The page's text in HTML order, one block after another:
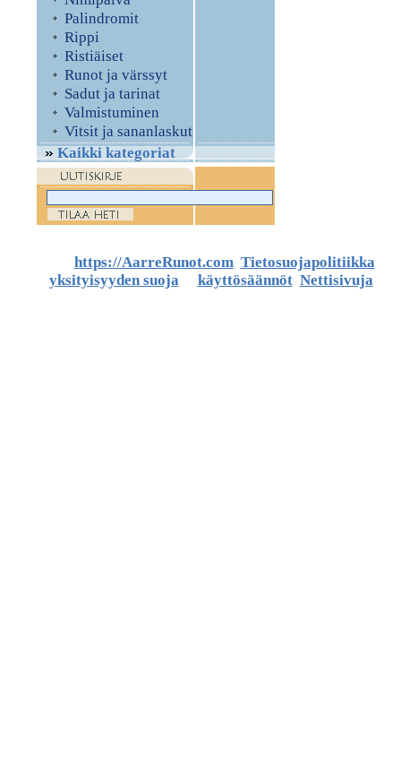
Palindromit
Rippi
Ristiäiset
Runot ja värssyt
Sadut ja tarinat
Valmistuminen
Vitsit ja sananlaskut
Kaikki kategoriat
https://AarreRunot.com. Tietosuojapolitiikka,
yksityisyyden suojaja käyttösäännöt. Nettisivujaja